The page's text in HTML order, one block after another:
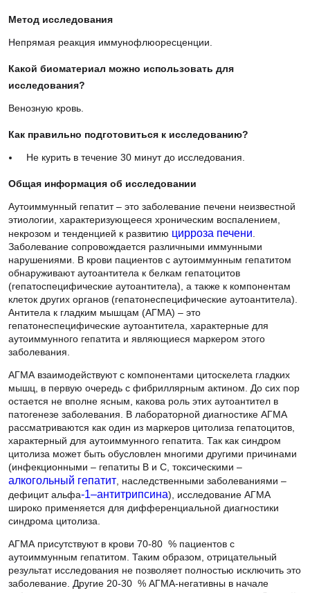
Метод исследования
Непрямая реакция иммунофлюоресценции.
Какой биоматериал можно использовать для
исследования?
Венозную кровь.
Как правильно подготовиться к исследованию?
Не курить в течение 30 минут до исследования.
Общая информация об исследовании
Аутоиммунный гепатит – это заболевание печени неизвестной
этиологии, характеризующееся хроническим воспалением,
некрозом и тенденцией к развитию цирроза печени.
Заболевание сопровождается различными иммунными
нарушениями. В крови пациентов с аутоиммунным гепатитом
обнаруживают аутоантитела к белкам гепатоцитов
(гепатоспецифические аутоантитела), а также к компонентам
клеток других органов (гепатонеспецифические аутоантитела).
Антитела к гладким мышцам (АГМА) – это
гепатонеспецифические аутоантитела, характерные для
аутоиммунного гепатита и являющиеся маркером этого
заболевания.
АГМА взаимодействуют с компонентами цитоскелета гладких
мышц, в первую очередь с фибриллярным актином. До сих пор
остается не вполне ясным, какова роль этих аутоантител в
патогенезе заболевания. В лабораторной диагностике АГМА
рассматриваются как один из маркеров цитолиза гепатоцитов,
характерный для аутоиммунного гепатита. Так как синдром
цитолиза может быть обусловлен многими другими причинами
(инфекционными – гепатиты В и С, токсическими –
алкогольный гепатит, наследственными заболеваниями –
дефицит альфа-1–антитрипсина), исследование АГМА широко
применяется для дифференциальной диагностики синдрома
цитолиза.
АГМА присутствуют в крови 70-80 % пациентов с
аутоиммунным гепатитом. Таким образом, отрицательный
результат исследования не позволяет полностью исключить это
заболевание. Другие 20-30 % АГМА-негативны в начале